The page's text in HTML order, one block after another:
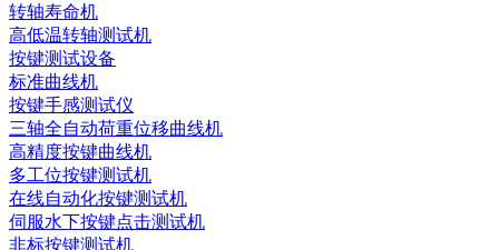
转轴寿命机
高低温转轴测试机
按键测试设备
标准曲线机
按键手感测试仪
三轴全自动荷重位移曲线机
高精度按键曲线机
多工位按键测试机
在线自动化按键测试机
伺服水下按键点击测试机
非标按键测试机